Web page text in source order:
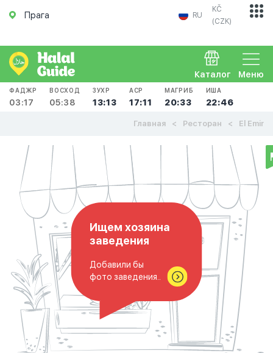
Прага RU
KČ
(CZK)
Меню
Каталог
ФАДЖР
03:17
ВОСХОД
05:38
ЗУХР
13:13
АСР
17:11
МАГРИБ
20:33
ИША
22:46
Главная Ресторан El Emir
Ищем хозяина
заведения
Добавили бы
фото заведения..